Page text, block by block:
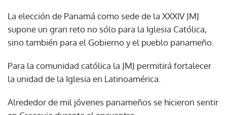
La elección de Panamá como sede de la XXXIV JMJ
supone un gran reto no sólo para la Iglesia Católica,
sino también para el Gobierno y el pueblo panameño.
Para la comunidad católica la JMJ permitirá fortalecer
la unidad de la Iglesia en Latinoamérica.
Alrededor de mil jóvenes panameños se hicieron sentir